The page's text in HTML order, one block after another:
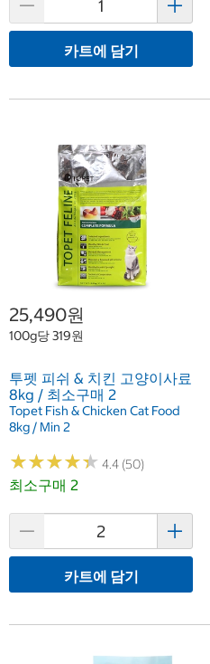
카트에 담기
25,490원
100g당 319원
투펫 피쉬 & 치킨 고양이사료
8kg / 최소구매 2
Topet Fish & Chicken Cat Food
8kg / Min 2
★★★★★
★★★★★ 4.4 (50)
최소구매 2
카트에 담기